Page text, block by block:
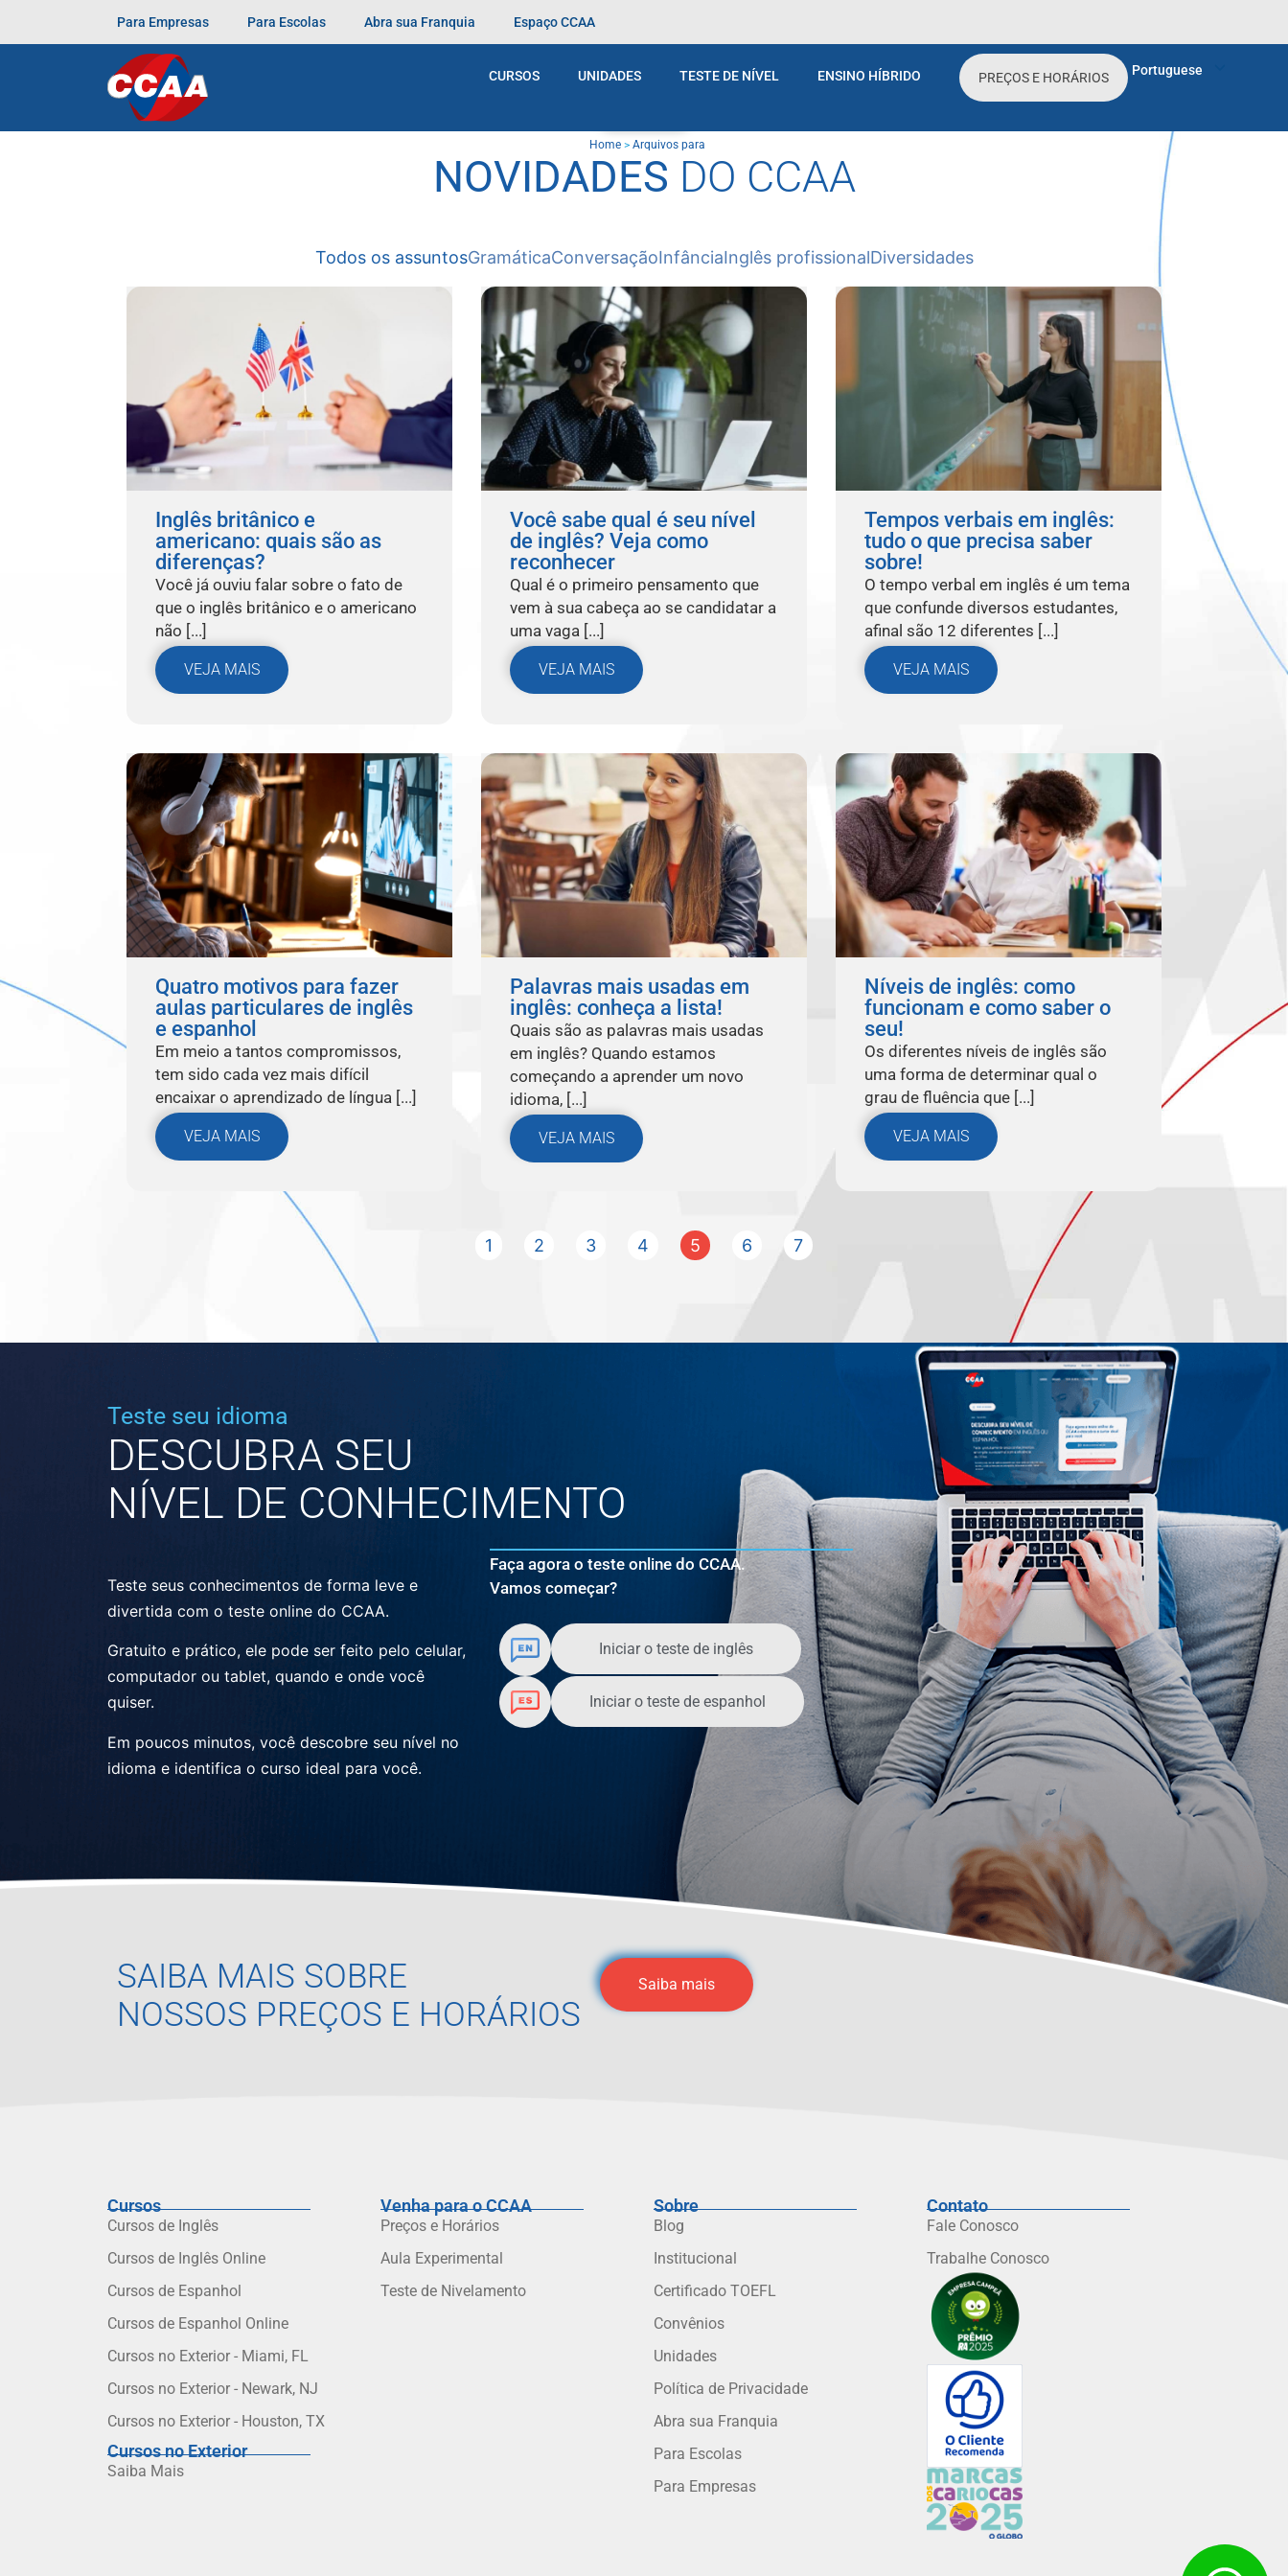
Para Empresas Para Escolas Abra sua Franquia Espaço CCAA
CURSOS UNIDADES TESTE DE NÍVEL ENSINO HÍBRIDO PREÇOS E HORÁRIOS Portuguese
Home > Arquivos para
NOVIDADES DO CCAA
Todos os assuntosGramáticaConversaçãoInfânciaInglês profissionalDiversidades
Inglês britânico e
americano: quais são as
diferenças?
Você já ouviu falar sobre o fato de
que o inglês britânico e o americano
não [...]
VEJA MAIS
Você sabe qual é seu nível
de inglês? Veja como
reconhecer
Qual é o primeiro pensamento que
vem à sua cabeça ao se candidatar a
uma vaga [...]
VEJA MAIS
Tempos verbais em inglês:
tudo o que precisa saber
sobre!
O tempo verbal em inglês é um tema
que confunde diversos estudantes,
afinal são 12 diferentes [...]
VEJA MAIS
Quatro motivos para fazer
aulas particulares de inglês
e espanhol
Em meio a tantos compromissos,
tem sido cada vez mais difícil
encaixar o aprendizado de língua [...]
VEJA MAIS
Palavras mais usadas em
inglês: conheça a lista!
Quais são as palavras mais usadas
em inglês? Quando estamos
começando a aprender um novo
idioma, [...]
VEJA MAIS
Níveis de inglês: como
funcionam e como saber o
seu!
Os diferentes níveis de inglês são
uma forma de determinar qual o
grau de fluência que [...]
VEJA MAIS
1 2 3 4 5 6 7
Teste seu idioma
DESCUBRA SEU
NÍVEL DE CONHECIMENTO
Teste seus conhecimentos de forma leve e
divertida com o teste online do CCAA.
Gratuito e prático, ele pode ser feito pelo celular,
computador ou tablet, quando e onde você
quiser.
Em poucos minutos, você descobre seu nível no
idioma e identifica o curso ideal para você.
Faça agora o teste online do CCAA.
Vamos começar?
Iniciar o teste de inglês
Iniciar o teste de espanhol
SAIBA MAIS SOBRE
NOSSOS PREÇOS E HORÁRIOS
Saiba mais
Cursos
Cursos de Inglês
Cursos de Inglês Online
Cursos de Espanhol
Cursos de Espanhol Online
Cursos no Exterior - Miami, FL
Cursos no Exterior - Newark, NJ
Cursos no Exterior - Houston, TX
Cursos no Exterior
Saiba Mais
Venha para o CCAA
Preços e Horários
Aula Experimental
Teste de Nivelamento
Sobre
Blog
Institucional
Certificado TOEFL
Convênios
Unidades
Política de Privacidade
Abra sua Franquia
Para Escolas
Para Empresas
Contato
Fale Conosco
Trabalhe Conosco